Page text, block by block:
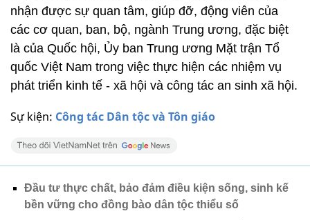
Sự kiện: Công tác Dân tộc và Tôn giáo
nhận được sự quan tâm, giúp đỡ, động viên của
các cơ quan, ban, bộ, ngành Trung ương, đặc biệt
là của Quốc hội, Ủy ban Trung ương Mặt trận Tổ
quốc Việt Nam trong việc thực hiện các nhiệm vụ
phát triển kinh tế - xã hội và công tác an sinh xã hội.
Đầu tư thực chất, bảo đảm điều kiện sống, sinh kế
bền vững cho đồng bào dân tộc thiểu số